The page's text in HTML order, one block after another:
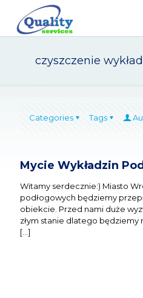
czyszczenie
Categories Tags
Mycie Wykładzin
Witamy serdecznie:) Miasto
podłogowych będziemy
obiekcie. Przed nami duże
złym stanie dlatego będziemy
[…]